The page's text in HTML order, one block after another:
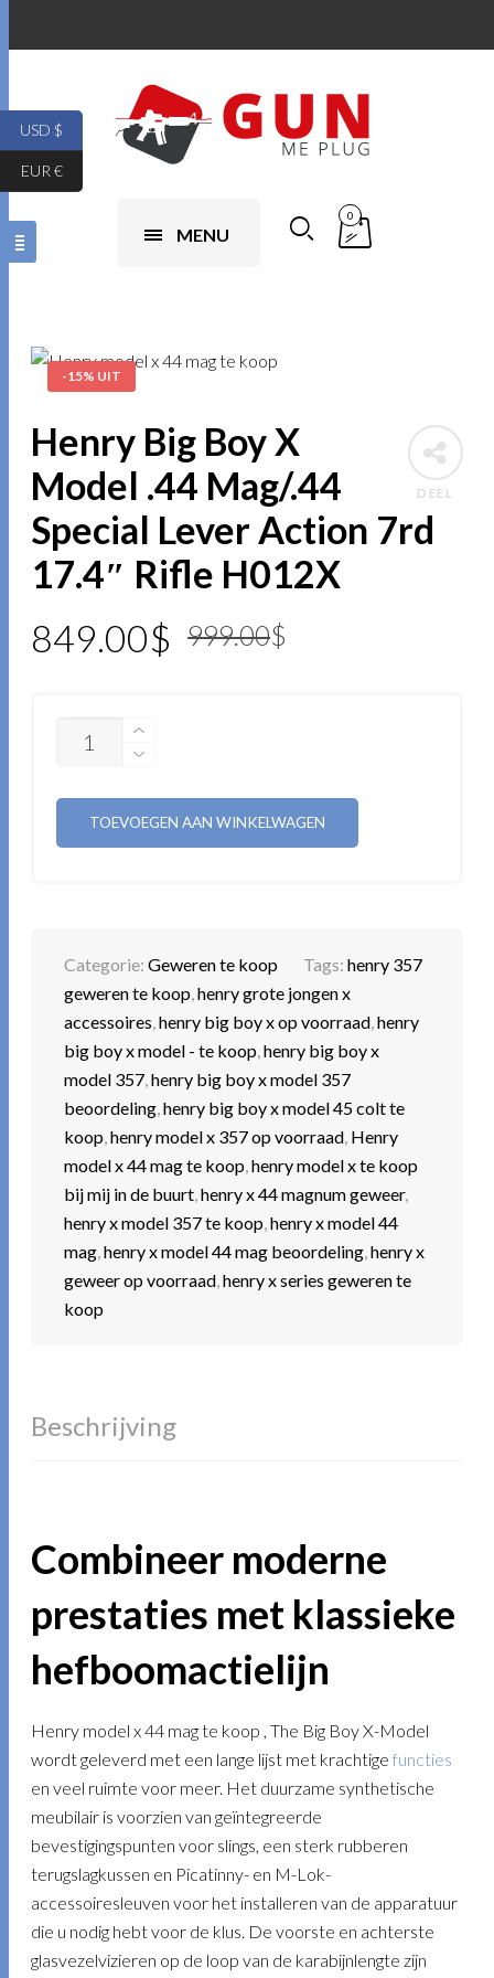
MENU
0
-15% UIT
DEEL
Henry Big Boy X
Model .44 Mag/.44
Special Lever Action 7rd
17.4″ Rifle H012X
999.00$
849.00$
TOEVOEGEN AAN WINKELWAGEN
Categorie:Geweren te koop Tags:henry 357
geweren te koop,henry grote jongen x
accessoires,henry big boy x op voorraad,henry
big boy x model - te koop,henry big boy x
model 357,henry big boy x model 357
beoordeling,henry big boy x model 45 colt te
koop,henry model x 357 op voorraad, Henry
model x 44 mag te koop,henry model x te koop
bij mij in de buurt,henry x 44 magnum geweer,
henry x model 357 te koop,henry x model 44
mag,henry x model 44 mag beoordeling,henry x
geweer op voorraad,henry x series geweren te
koop
Beschrijving
Combineer moderne
prestaties met klassieke
hefboomactielijn
Henry model x 44 mag te koop , The Big Boy X-Model
wordt geleverd met een lange lijst met krachtigefuncties
en veel ruimte voor meer. Het duurzame synthetische
meubilair is voorzien van geïntegreerde
bevestigingspunten voor slings, een sterk rubberen
terugslagkussen en Picatinny- en M-Lok-
accessoiresleuven voor het installeren van de apparatuur
die u nodig hebt voor de klus. De voorste en achterste
glasvezelvizieren op de loop van de karabijnlengte zijn
USD $
EUR €